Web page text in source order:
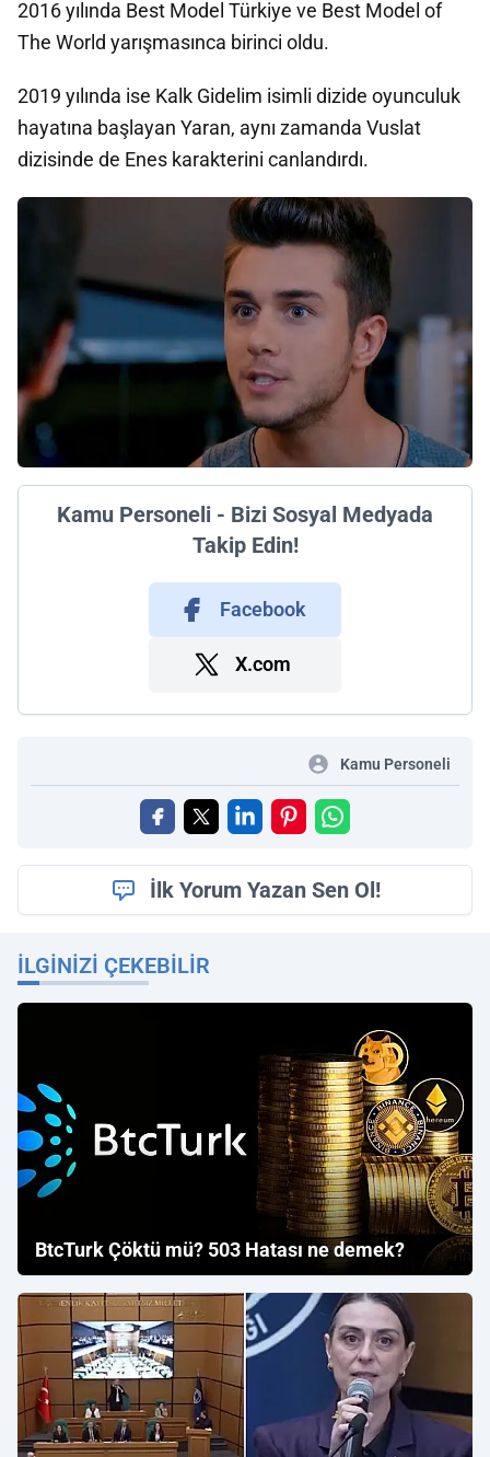
2016 yılında Best Model Türkiye ve Best Model of
The World yarışmasınca birinci oldu.
2019 yılında ise Kalk Gidelim isimli dizide oyunculuk
hayatına başlayan Yaran, aynı zamanda Vuslat
dizisinde de Enes karakterini canlandırdı.
Kamu Personeli - Bizi Sosyal Medyada
Takip Edin!
Facebook
X.com
Kamu Personeli
İlk Yorum Yazan Sen Ol!
İLGINIZI ÇEKEBILIR
BtcTurk Çöktü mü? 503 Hatası ne demek?